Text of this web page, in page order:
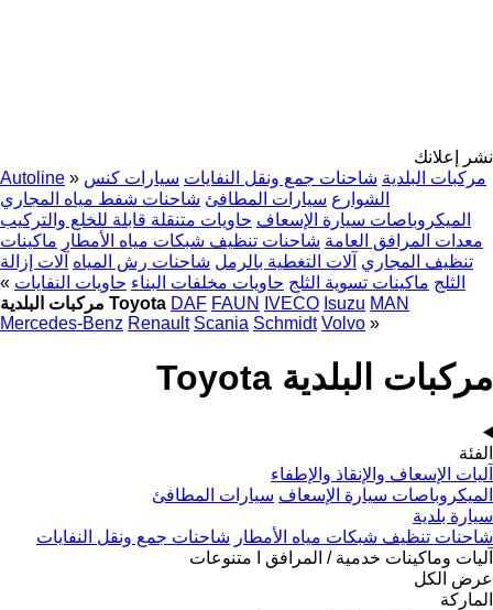
نشر إعلانك
Autoline » مركبات البلدية شاحنات جمع ونقل النفايات سيارات كنس
الشوارع سيارات المطافئ شاحنات شفط مياه المجاري
الميكروباصات سيارة الإسعاف حاويات متنقلة قابلة للخلع والتركيب
معدات المرافق العامة شاحنات تنظيف شبكات مياه الأمطار ماكينات
تنظيف المجاري آلات التغطية بالرمل شاحنات رش المياه آلات إزالة
الثلج ماكينات تسوية الثلج حاويات مخلفات البناء حاويات النفايات »
مركبات البلدية Toyota DAF FAUN IVECO Isuzu MAN
Mercedes-Benz Renault Scania Schmidt Volvo »
مركبات البلدية Toyota
الفئة
آليات الإسعاف والإنقاذ والإطفاء
الميكروباصات سيارة الإسعاف سيارات المطافئ
سيارة بلدية
شاحنات تنظيف شبكات مياه الأمطار شاحنات جمع ونقل النفايات
آليات وماكينات خدمية / المرافق ا متنوعات
عرض الكل
الماركة